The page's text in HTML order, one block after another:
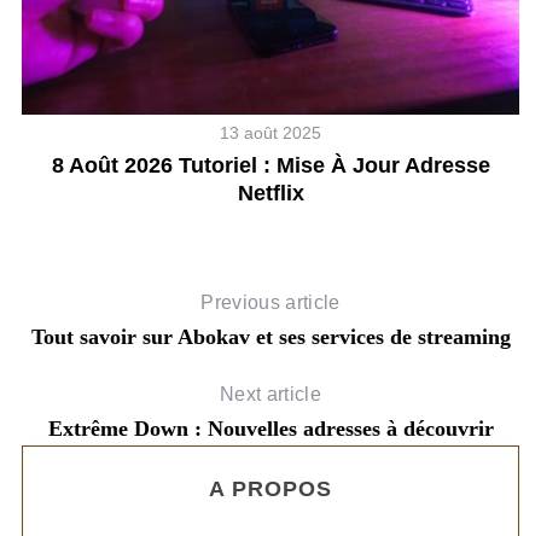
13 août 2025
8 Août 2026 Tutoriel : Mise À Jour Adresse
Netflix
Previous article
Tout savoir sur Abokav et ses services de streaming
Next article
Extrême Down : Nouvelles adresses à découvrir
A PROPOS